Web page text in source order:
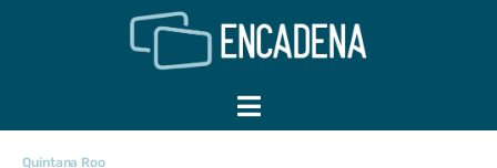
Quintana Roo